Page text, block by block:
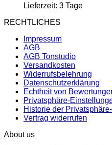
Lieferzeit: 3 Tage
RECHTLICHES
Impressum
AGB
AGB Tonstudio
Versandkosten
Widerrufsbelehrung
Datenschutzerklärung
Echtheit von
Privatsphäre-
Historie der
Vertrag widerrufen
About us